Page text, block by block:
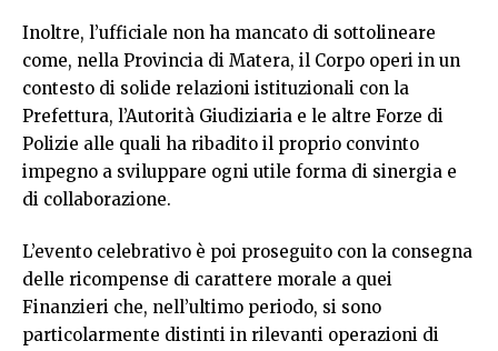
Inoltre, l’ufficiale non ha mancato di sottolineare
come, nella Provincia di Matera, il Corpo operi in un
contesto di solide relazioni istituzionali con la
Prefettura, l’Autorità Giudiziaria e le altre Forze di
Polizie alle quali ha ribadito il proprio convinto
impegno a sviluppare ogni utile forma di sinergia e
di collaborazione.
L’evento celebrativo è poi proseguito con la consegna
delle ricompense di carattere morale a quei
Finanzieri che, nell’ultimo periodo, si sono
particolarmente distinti in rilevanti operazioni di